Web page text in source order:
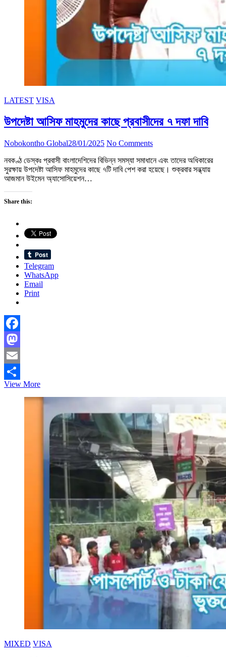
LATEST VISA
উপদেষ্টা আসিফ মাহমুদের কাছে প্রবাসীদের ৭ দফা দাবি
Nobokontho Global28/01/2025 No Comments
নবকণ্ঠ ডেস্কঃ প্রবাসী বাংলাদেশিদের বিভিন্ন সমস্যা সমাধানে এবং তাদের অধিকারের
সুরক্ষায় উপদেষ্টা আসিফ মাহমুদের কাছে ৭টি দাবি পেশ করা হয়েছে। শুক্রবার সন্ধ্যায়
আজমান উইমেন অ্যাসোসিয়েশন…
Share this:
Telegram
WhatsApp
Email
Print
Facebook
Mastodon
Email
Share
View Moreউপদেষ্টা
মাহমুদের
প্রবাসীদের
দফা
MIXED VISA